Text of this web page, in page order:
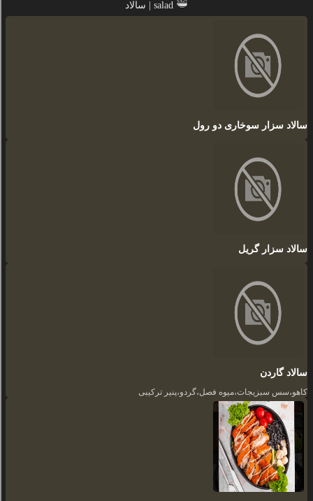
سالاد | salad
سالاد سزار سوخاری دو رول
سالاد سزار گریل
سالاد گاردن
کاهو،سس سبزیجات،میوه فصل،گردو،پنیر ترکیبی